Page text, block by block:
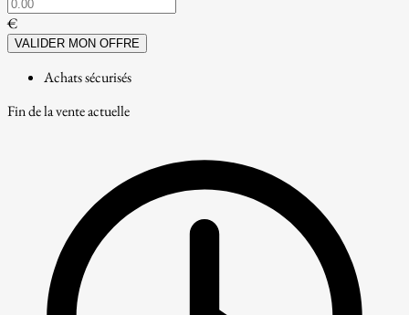
€
VALIDER MON OFFRE
Achats sécurisés
Fin de la vente actuelle